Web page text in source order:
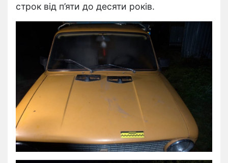
строк від п’яти до десяти років.